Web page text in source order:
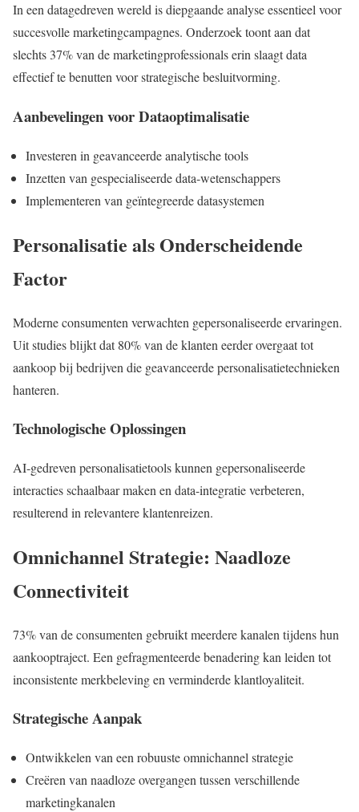
In een datagedreven wereld is diepgaande analyse essentieel voor
succesvolle marketingcampagnes. Onderzoek toont aan dat
slechts 37% van de marketingprofessionals erin slaagt data
effectief te benutten voor strategische besluitvorming.
Aanbevelingen voor Dataoptimalisatie
Investeren in geavanceerde analytische tools
Inzetten van gespecialiseerde data-wetenschappers
Implementeren van geïntegreerde datasystemen
Personalisatie als Onderscheidende
Factor
Moderne consumenten verwachten gepersonaliseerde ervaringen.
Uit studies blijkt dat 80% van de klanten eerder overgaat tot
aankoop bij bedrijven die geavanceerde personalisatietechnieken
hanteren.
Technologische Oplossingen
AI-gedreven personalisatietools kunnen gepersonaliseerde
interacties schaalbaar maken en data-integratie verbeteren,
resulterend in relevantere klantenreizen.
Omnichannel Strategie: Naadloze
Connectiviteit
73% van de consumenten gebruikt meerdere kanalen tijdens hun
aankooptraject. Een gefragmenteerde benadering kan leiden tot
inconsistente merkbeleving en verminderde klantloyaliteit.
Strategische Aanpak
Ontwikkelen van een robuuste omnichannel strategie
Creëren van naadloze overgangen tussen verschillende
marketingkanalen